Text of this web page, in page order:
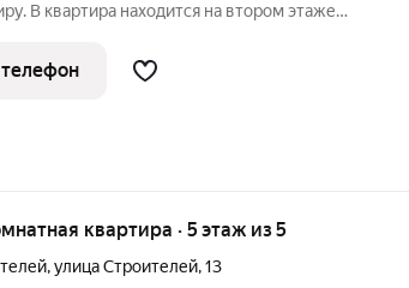
В квартира находится на втором этаже
узле., ванная и туалет в кафеле. В шаговой
квартира · 5 этаж из 5
,улица Строителей,13